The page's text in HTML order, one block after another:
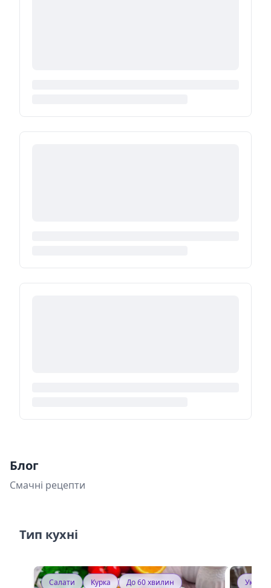
Блог
Смачні рецепти
Тип кухні
Салати Курка
До 60 хвилин